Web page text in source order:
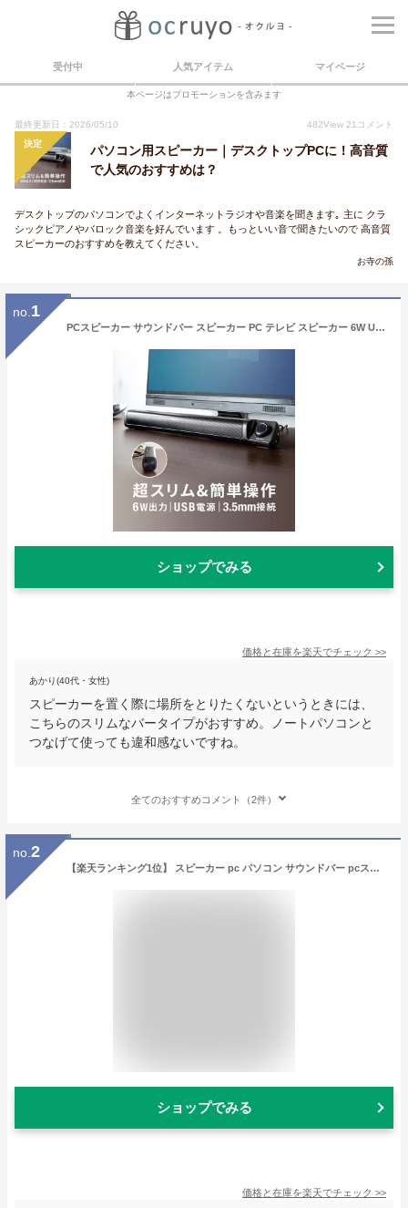
受付中 人気アイテム マイページ
本ページはプロモーションを含みます
最終更新日：2026/05/10 482View 21 コメント
決定
パソコン用スピーカー｜デスクトップPCに！高音質
で人気のおすすめは？
デスクトップのパソコンでよくインターネットラジオや音楽を聞きます｡ 主に クラ
シックピアノやバロック音楽を好んでいます 。もっといい音で聞きたいので 高音質
スピーカーのおすすめを教えてください。
お寺の孫
no. 1
PCスピーカー サウンドバー スピーカー PC テレビ スピーカー 6W USB電源 3.5mmステレオミニジャック コンパクト マイク ヘッドホン端子付き AUX接続 パソコン スマホ 高音質
ショップでみる
価格と在庫を楽天でチェック >>
あかり(40代・女性)
スピーカーを置く際に場所をとりたくないというときには、
こちらのスリムなバータイプがおすすめ。ノートパソコンと
つなげて使っても違和感ないですね。
全てのおすすめコメント（2件）
no. 2
【楽天ランキング1位】 スピーカー pc パソコン サウンドバー pcスピーカー 高音質 USB パソコン用スピーカー テレビ speaker ダブルスピーカー サラウンドサウンド 【送料無料】
ショップでみる
価格と在庫を楽天でチェック >>